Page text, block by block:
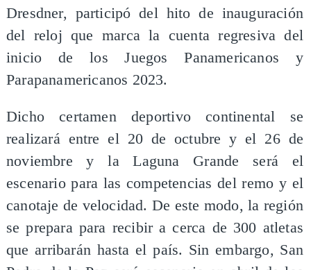
Dresdner, participó del hito de inauguración
del reloj que marca la cuenta regresiva del
inicio de los Juegos Panamericanos y
Parapanamericanos 2023.
Dicho certamen deportivo continental se
realizará entre el 20 de octubre y el 26 de
noviembre y la Laguna Grande será el
escenario para las competencias del remo y el
canotaje de velocidad. De este modo, la región
se prepara para recibir a cerca de 300 atletas
que arribarán hasta el país. Sin embargo, San